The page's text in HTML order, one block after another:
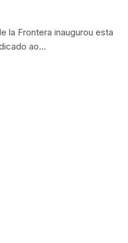
la Frontera inaugurou esta
ao…